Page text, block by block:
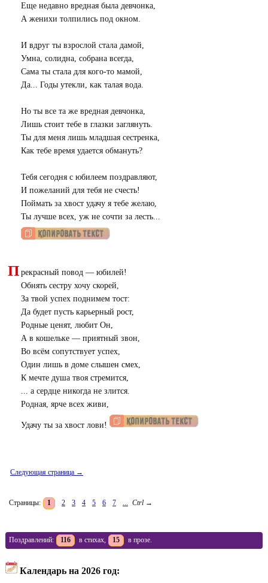
Еще недавно вредная была девчонка,
А женихи толпились под окном.
И вдруг ты взрослой стала дамой,
Умна, солидна, собрана всегда,
Сама ты стала для кого-то мамой,
Да... Годы утекли, как талая вода.
Но ты все та же вредная девчонка,
Лишь стоит тебе в глазки заглянуть.
Ты для меня лишь младшая сестренка,
Как тебе время удается обмануть?
Тебя сегодня с юбилеем поздравляют,
И пожеланий для тебя не счесть!
Поймать за хвост удачу я тебе желаю,
Ты лучше всех, уж не сочти за лесть...
П рекрасный повод — юбилей!
Обнять сестру хочу скорей,
За твой успех поднимем тост:
Да будет пусть карьерный рост,
Родные ценят, любит Он,
А в кошельке — приятный звон,
Во всём сопутствует успех,
Один лишь в доме слышен смех,
К мечте душа твоя стремится,
... а сердце никогда не злится.
Родная, ярче всех живи,
Удачу ты за хвост лови!
Следующая страница →
Страницы: 1 2 3 4 5 6 7 Ctrl →
Поздравлений: 116 в стихах, 15 в прозе.
Календарь на 2026 год: